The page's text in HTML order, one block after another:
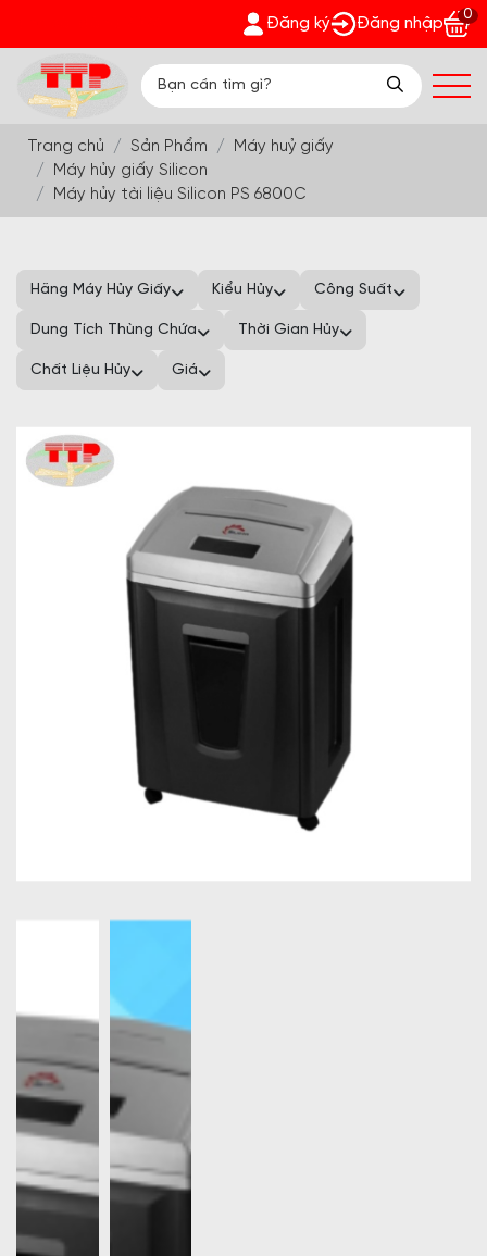
2026 - Cùng Trường Thịnh Phát - Nhận quà bất ngờ Đón
Đăng ký Đăng nhập
0
Trang chủ Sản Phẩm
Máy huỷ giấy
Máy hủy giấy Silicon
Máy hủy tài liệu Silicon PS 6800C
Hãng Máy Hủy Giấy Kiểu Hủy Công Suất
Dung Tích Thùng Chứa Thời Gian Hủy
Chất Liệu Hủy Giá